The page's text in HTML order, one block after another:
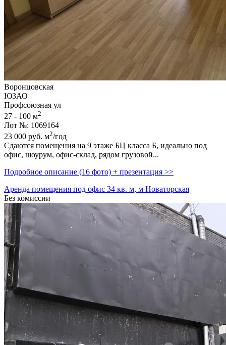
Воронцовская
ЮЗАО
Профсоюзная ул
27 - 100 м2
Лот №: 1069164
23 000 руб. м2/год
Сдаются помещения на 9 этаже БЦ класса Б,­ идеально под
офис,­ шоурум,­ офис-склад,­ рядом грузовой...
Подробное описание (16 фото) + презентация >>
Аренда помещения под офис 34 кв. м, м Новаторская
Без комиссии